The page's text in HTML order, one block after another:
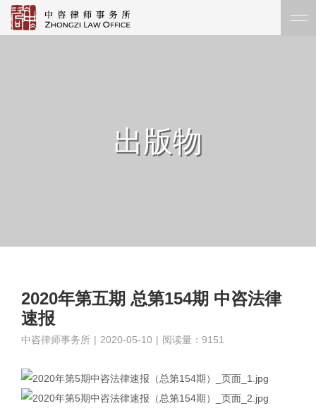
出版物
2020年第五期 总第154期 中咨法律
速报
中咨律师事务所 | 2020-05-10 | 阅读量：9151